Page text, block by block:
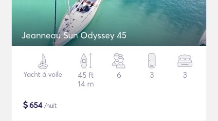
Jeanneau Sun Odyssey 45
Yacht à voile
45 ft
14 m
6 3 3
$654/nuit